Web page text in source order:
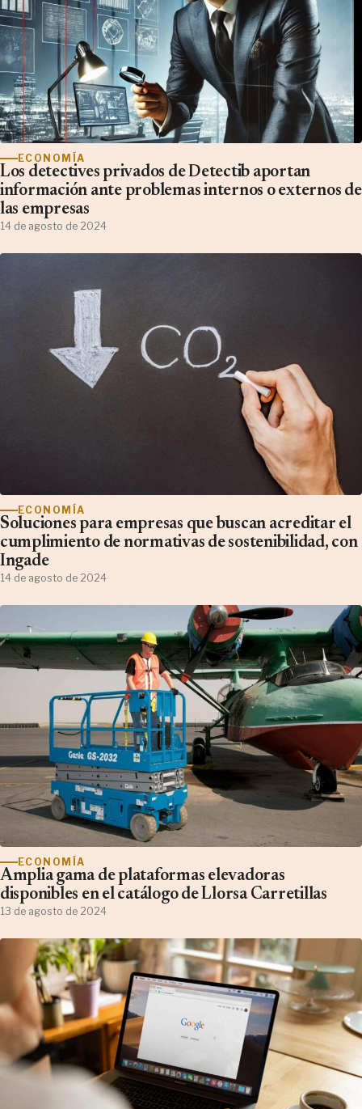
ECONOMÍA
Los detectives privados de Detectib aportan
información ante problemas internos o externos de
las empresas
14 de agosto de 2024
ECONOMÍA
Soluciones para empresas que buscan acreditar el
cumplimiento de normativas de sostenibilidad, con
Ingade
14 de agosto de 2024
ECONOMÍA
Amplia gama de plataformas elevadoras
disponibles en el catálogo de Llorsa Carretillas
13 de agosto de 2024